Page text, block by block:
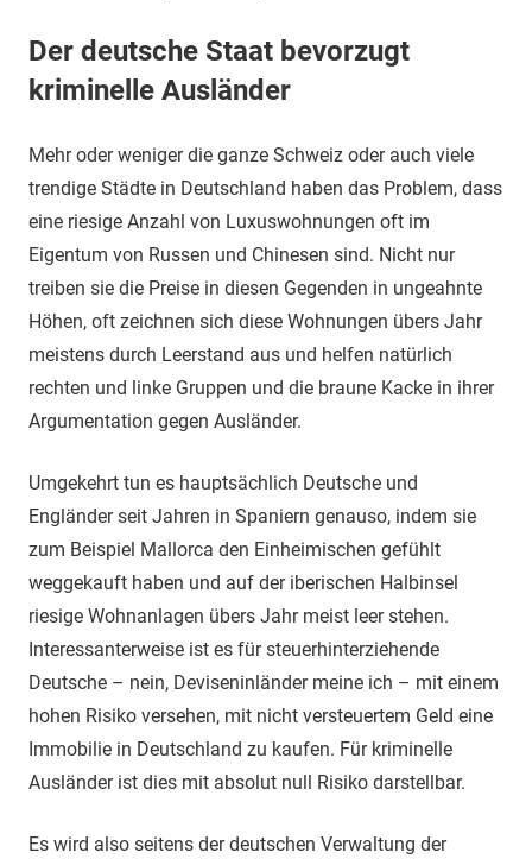
Der deutsche Staat bevorzugt
kriminelle Ausländer
Mehr oder weniger die ganze Schweiz oder auch viele
trendige Städte in Deutschland haben das Problem, dass
eine riesige Anzahl von Luxuswohnungen oft im
Eigentum von Russen und Chinesen sind. Nicht nur
treiben sie die Preise in diesen Gegenden in ungeahnte
Höhen, oft zeichnen sich diese Wohnungen übers Jahr
meistens durch Leerstand aus und helfen natürlich
rechten und linke Gruppen und die braune Kacke in ihrer
Argumentation gegen Ausländer.
Umgekehrt tun es hauptsächlich Deutsche und
Engländer seit Jahren in Spaniern genauso, indem sie
zum Beispiel Mallorca den Einheimischen gefühlt
weggekauft haben und auf der iberischen Halbinsel
riesige Wohnanlagen übers Jahr meist leer stehen.
Interessanterweise ist es für steuerhinterziehende
Deutsche – nein, Deviseninländer meine ich – mit einem
hohen Risiko versehen, mit nicht versteuertem Geld eine
Immobilie in Deutschland zu kaufen. Für kriminelle
Ausländer ist dies mit absolut null Risiko darstellbar.
Es wird also seitens der deutschen Verwaltung der